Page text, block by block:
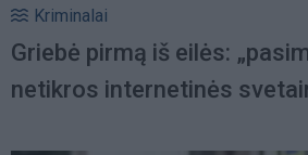
Kriminalai
Griebė pirmą iš eilės:
netikros internetinės